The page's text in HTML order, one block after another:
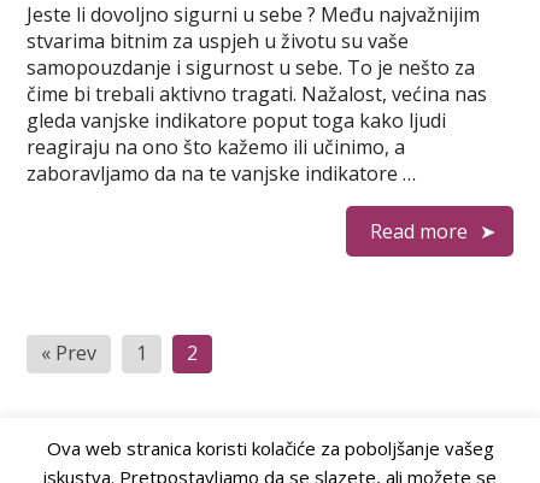
c
e
b
o
o
k
i
t
t
e
r
n
t
e
r
e
s
m
b
l
r
b
e
r
s
s
e
n
g
e
a
r
e
Jeste li dovoljno sigurni u sebe ? Među najvažnijim
stvarima bitnim za uspjeh u životu su vaše
samopouzdanje i sigurnost u sebe. To je nešto za
čime bi trebali aktivno tragati. Nažalost, većina nas
gleda vanjske indikatore poput toga kako ljudi
reagiraju na ono što kažemo ili učinimo, a
zaboravljamo da na te vanjske indikatore …
Read more
Posts
pagination
« Prev 1 2
Ova web stranica koristi kolačiće za poboljšanje vašeg
iskustva. Pretpostavljamo da se slazete, ali možete se